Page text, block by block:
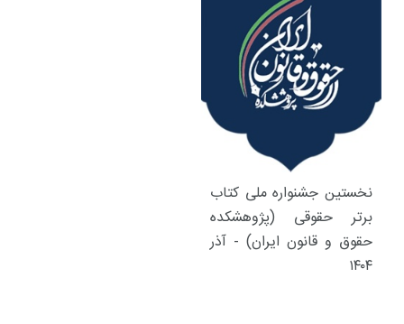
نخستین جشنواره ملی کتاب
برتر حقوقی (پژوهشکده
حقوق و قانون ایران) - آذر
۱۴۰۴